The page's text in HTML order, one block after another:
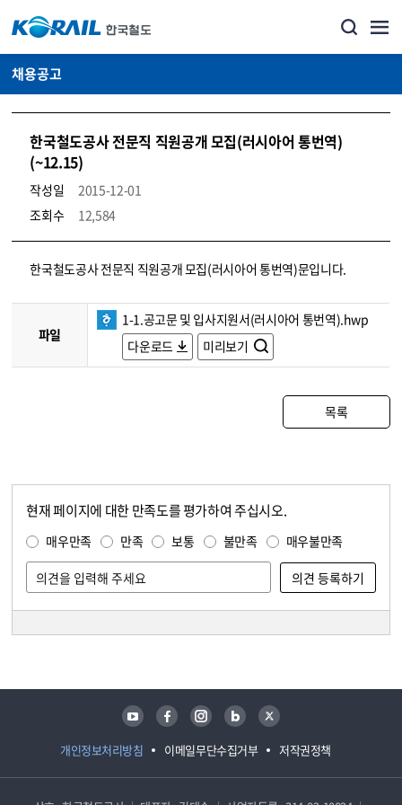
채용공고
한국철도공사 전문직 직원공개 모집(러시아어 통번역)
(~12.15)
작성일
2015-12-01
조회수
12,584
코레일소개_경영공시_채용공고 상세보기 – 내용, 파일, 담당자 연락처로 구성
한국철도공사 전문직 직원공개 모집(러시아어 통번역)문입니다.
파일
1-1.공고문 및 입사지원서(러시아어 통번역).hwp
다운로드
미리보기
목록
현재 페이지에 대한 만족도를 평가하여 주십시오.
매우만족 만족 보통 불만족 매우불만족
개인정보처리방침 이메일무단수집거부 저작권정책
유튜브 페이스북 인스타그램 블로그 트위터